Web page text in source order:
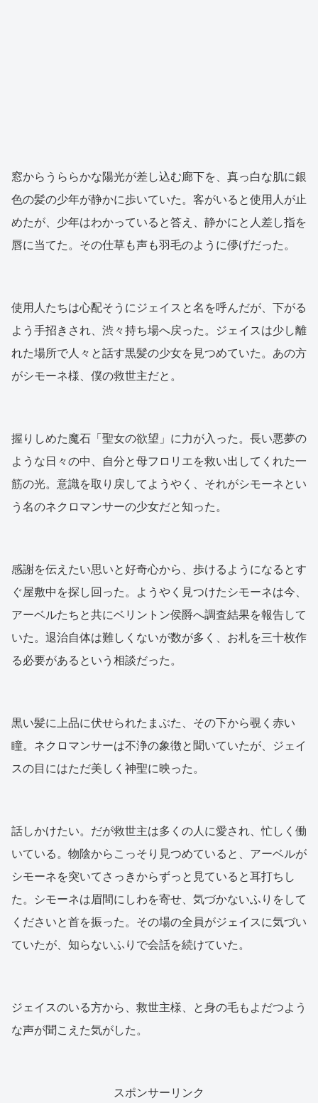
窓からうららかな陽光が差し込む廊下を、真っ白な肌に銀
色の髪の少年が静かに歩いていた。客がいると使用人が止
めたが、少年はわかっていると答え、静かにと人差し指を
唇に当てた。その仕草も声も羽毛のように儚げだった。
使用人たちは心配そうにジェイスと名を呼んだが、下がる
よう手招きされ、渋々持ち場へ戻った。ジェイスは少し離
れた場所で人々と話す黒髪の少女を見つめていた。あの方
がシモーネ様、僕の救世主だと。
握りしめた魔石「聖女の欲望」に力が入った。長い悪夢の
ような日々の中、自分と母フロリエを救い出してくれた一
筋の光。意識を取り戻してようやく、それがシモーネとい
う名のネクロマンサーの少女だと知った。
感謝を伝えたい思いと好奇心から、歩けるようになるとす
ぐ屋敷中を探し回った。ようやく見つけたシモーネは今、
アーベルたちと共にベリントン侯爵へ調査結果を報告して
いた。退治自体は難しくないが数が多く、お札を三十枚作
る必要があるという相談だった。
黒い髪に上品に伏せられたまぶた、その下から覗く赤い
瞳。ネクロマンサーは不浄の象徴と聞いていたが、ジェイ
スの目にはただ美しく神聖に映った。
話しかけたい。だが救世主は多くの人に愛され、忙しく働
いている。物陰からこっそり見つめていると、アーベルが
シモーネを突いてさっきからずっと見ていると耳打ちし
た。シモーネは眉間にしわを寄せ、気づかないふりをして
くださいと首を振った。その場の全員がジェイスに気づい
ていたが、知らないふりで会話を続けていた。
ジェイスのいる方から、救世主様、と身の毛もよだつよう
な声が聞こえた気がした。
スポンサーリンク